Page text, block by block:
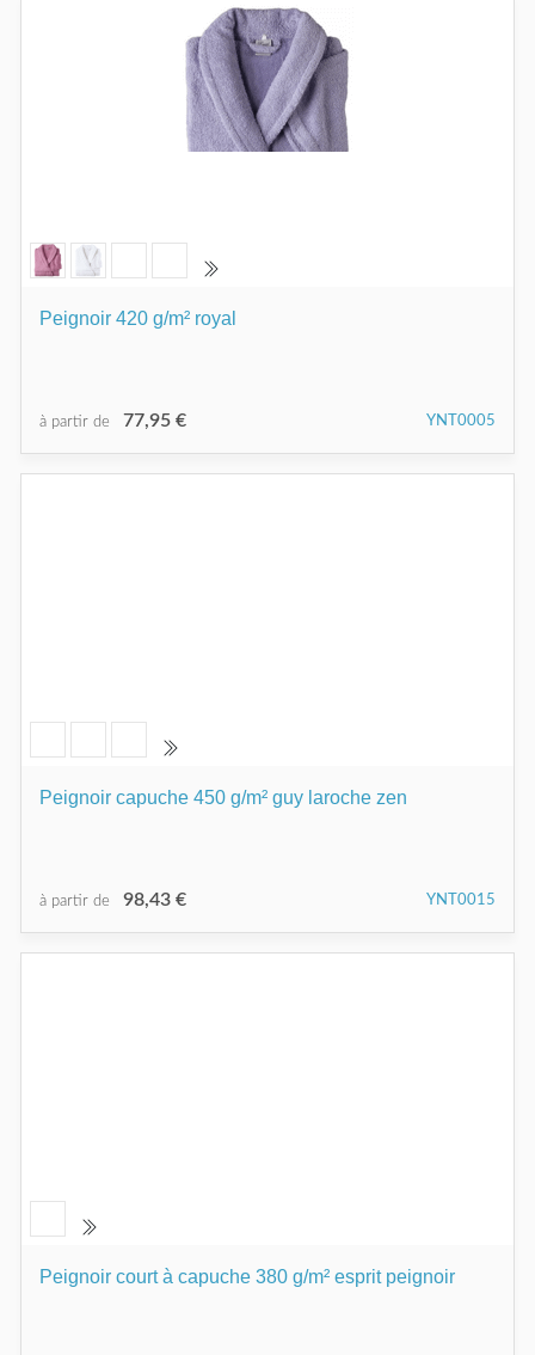
Peignoir 420 g/m² royal
à partir de 77,95 € YNT0005
Peignoir capuche 450 g/m² guy laroche zen
à partir de 98,43 € YNT0015
Peignoir court à capuche 380 g/m² esprit peignoir